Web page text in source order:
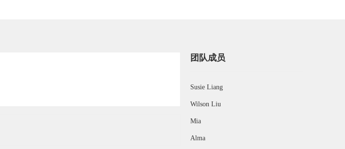
团队成员
Susie Liang
Wilson Liu
Mia
Alma